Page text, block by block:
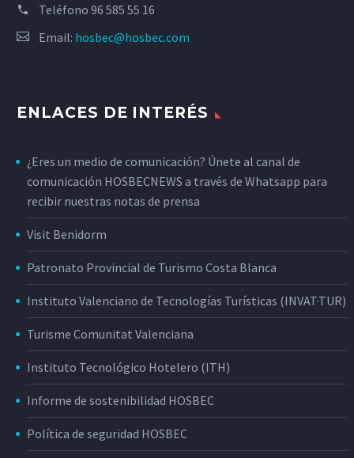
Teléfono 96 585 55 16
Email: hosbec@hosbec.com
ENLACES DE INTERÉS
¿Eres un medio de comunicación? Únete al canal de
comunicación HOSBECNEWS a través de Whatsapp para
recibir nuestras notas de prensa
Visit Benidorm
Patronato Provincial de Turismo Costa Blanca
Instituto Valenciano de Tecnologías Turísticas (INVAT·TUR)
Turisme Comunitat Valenciana
Instituto Tecnológico Hotelero (ITH)
Informe de sostenibilidad HOSBEC
Política de seguridad HOSBEC